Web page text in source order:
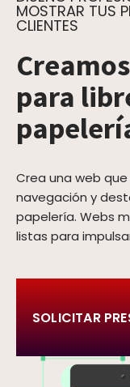
MOSTRAR TUS
CLIENTES
para
Crea una web
navegación y
papelería. Webs
listas para
SOLICITAR